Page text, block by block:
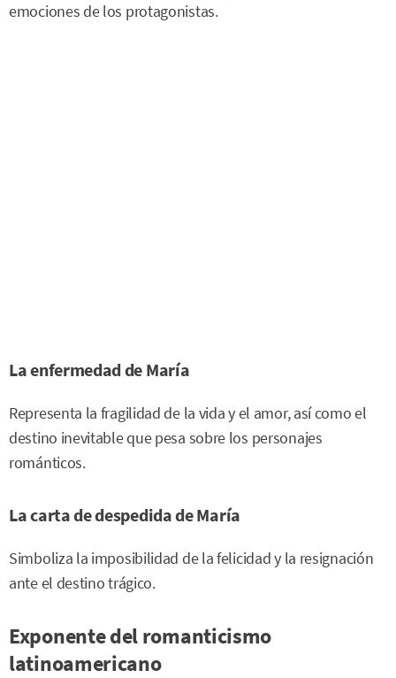
emociones de los protagonistas.
La enfermedad de María
Representa la fragilidad de la vida y el amor, así como el
destino inevitable que pesa sobre los personajes
románticos.
La carta de despedida de María
Simboliza la imposibilidad de la felicidad y la resignación
ante el destino trágico.
Exponente del romanticismo
latinoamericano